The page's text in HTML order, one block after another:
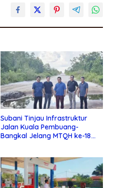
Subani Tinjau Infrastruktur
Jalan Kuala Pembuang-
Bangkal Jelang MTQH ke-18